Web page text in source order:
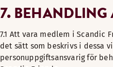
7. BEHANDLING
7.1 Att vara medlem i Scandic
det sätt som beskrivs i dessa
personuppgiftsansvarig för